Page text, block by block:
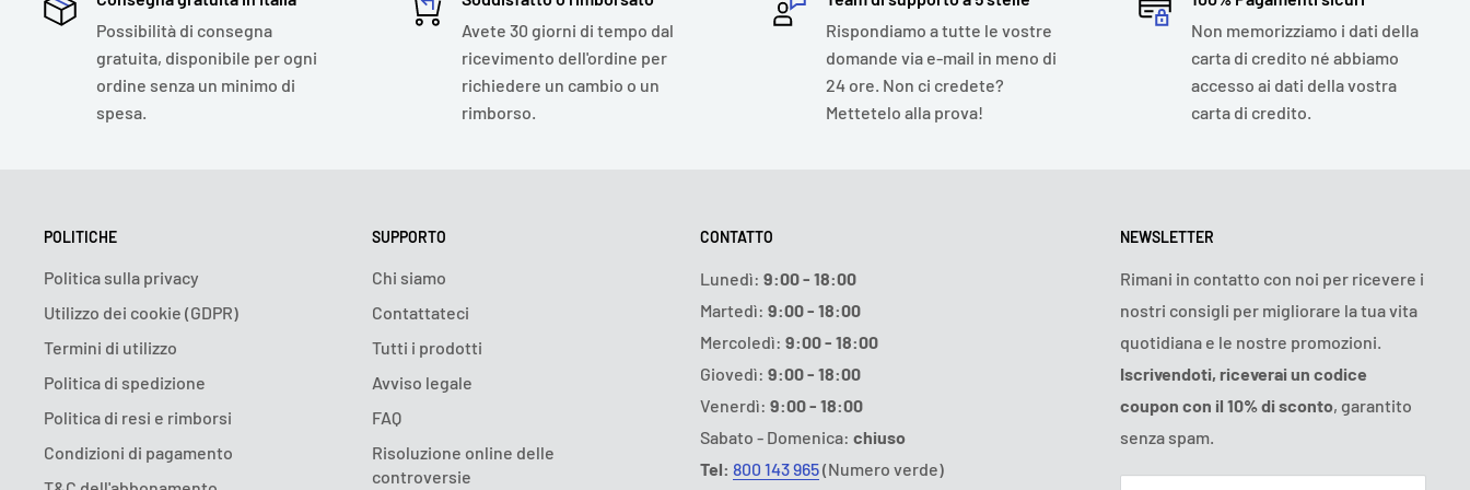
Possibilità di consegna
gratuita, disponibile per ogni
ordine senza un minimo di
spesa.
Avete 30 giorni di tempo dal
ricevimento dell'ordine per
richiedere un cambio o un
rimborso.
Rispondiamo a tutte le vostre
domande via e-mail in meno di
24 ore. Non ci credete?
Mettetelo alla prova!
Non memorizziamo i dati della
carta di credito né abbiamo
accesso ai dati della vostra
carta di credito.
POLITICHE
Politica sulla privacy
Utilizzo dei cookie (GDPR)
Termini di utilizzo
Politica di spedizione
Politica di resi e rimborsi
Condizioni di pagamento
SUPPORTO
Chi siamo
Contattateci
Tutti i prodotti
Avviso legale
FAQ
Risoluzione online delle
controversie
CONTATTO
Lunedì: 9:00 - 18:00
Martedì: 9:00 - 18:00
Mercoledì: 9:00 - 18:00
Giovedì: 9:00 - 18:00
Venerdì: 9:00 - 18:00
Sabato - Domenica: chiuso
Tel: 800 143 965(Numero verde)
NEWSLETTER
Rimani in contatto con noi per ricevere i
nostri consigli per migliorare la tua vita
quotidiana e le nostre promozioni.
Iscrivendoti, riceverai un codice
coupon con il 10% di sconto, garantito
senza spam.